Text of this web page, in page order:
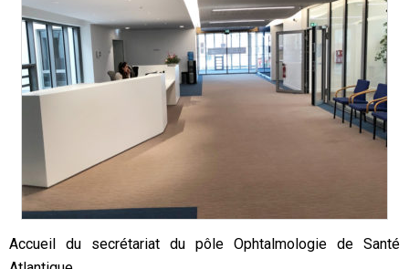
Accueil du secrétariat du pôle Ophtalmologie de Santé